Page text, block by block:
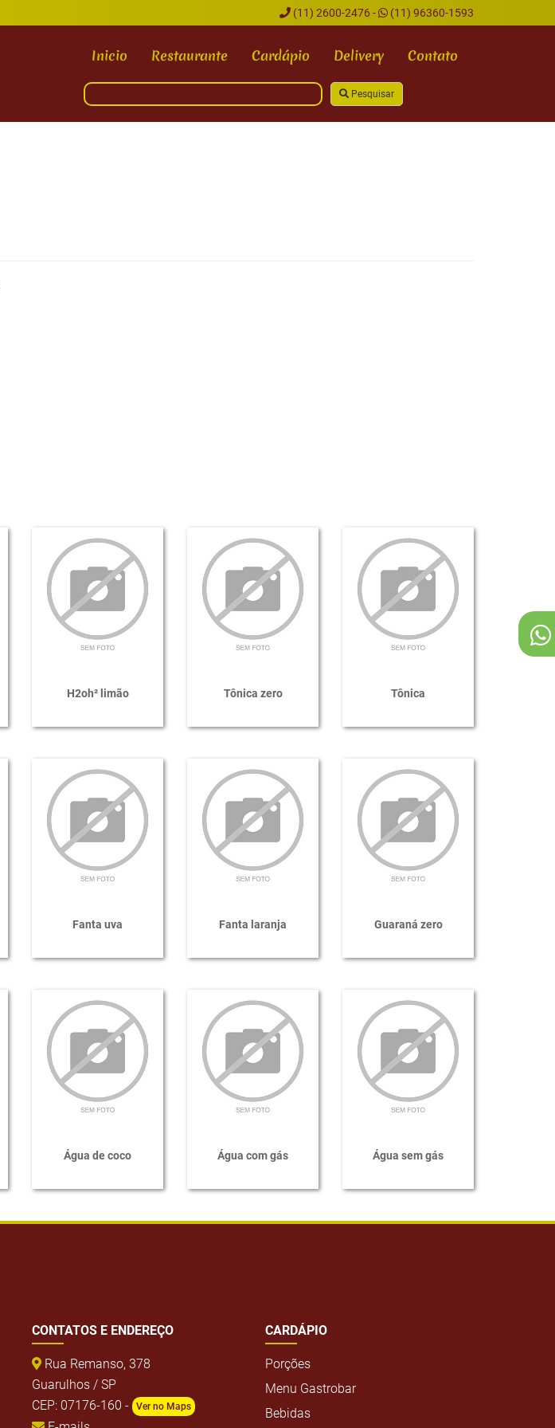
(11) 2600-2476 - (11) 96360-1593
Inicio Restaurante Cardápio Delivery Contato
Pesquisar
H2oh² limão Tônica zero Tônica
Fanta uva Fanta laranja Guaraná zero
Água de coco Água com gás Água sem gás
CONTATOS E ENDEREÇO
Rua Remanso, 378
Guarulhos / SP
CEP: 07176-160 -
Ver no Maps
CARDÁPIO
Porções
Menu Gastrobar
Bebidas